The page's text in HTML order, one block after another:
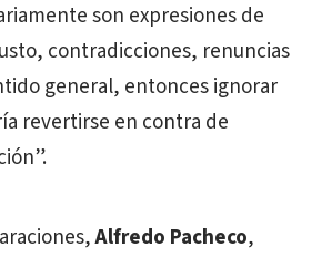
son expresiones de
contradicciones, renuncias
general, entonces ignorar
revertirse en contra de
Alfredo Pacheco,